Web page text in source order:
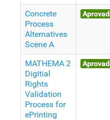
Concrete
Process
Alternatives
Scene A
MATHEMA 2
Digitial
Rights
Validation
Process for
ePrinting